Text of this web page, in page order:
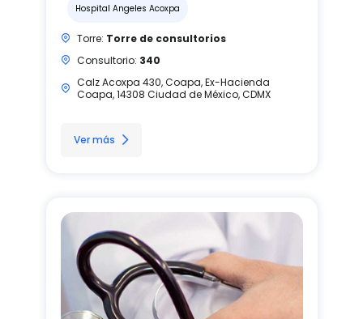
Hospital Angeles Acoxpa
Torre: Torre de consultorios
Consultorio: 340
Calz Acoxpa 430, Coapa, Ex-Hacienda
Coapa, 14308 Ciudad de México, CDMX
Ver más